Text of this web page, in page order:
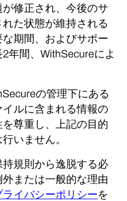
修正され、今後のサ
た状態が維持される
期間、およびサポー
年間、WithSecureによ
の管理下にある
ルに含まれる情報の
尊重し、上記の目的
いません。
規則から逸脱する必
または一般的な理由
ライバシーポリシーを